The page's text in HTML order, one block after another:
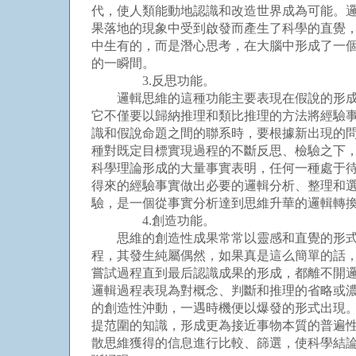
代，使人類能動地認識和改造世界成為可能。
果落地的現象中受到啟發而產生了科學的直覺
中生有的，而是潛心思考，在大腦中形成了一
的一瞬間。
3.反思功能。
邏輯思維的這種功能主要表現在假說的形成
它不僅要以歸納推理和類比推理的方法將經驗
識和假說命題之間的聯系時，要根據新出現的
種對既定目標實現過程的不斷反思、檢驗之下
科學理論形成的大量事實表明，任何一種處于
得來的經驗事實做出必要的邏輯分析、整理和
驗，是一個從事實分析達到思維升華的邏輯轉
4.創造功能。
思維的創造性成果常常以靈感和直覺的形式
程，其發生純屬偶然，如果真是這么簡單的話
嘗試過程直到最后認識成果的形成，都離不開
邏輯過程表現為對概念、判斷和推理的省略或
的創造性沖動，一遇時機便以爆發的形式出現
提范圍的知識，形成更為接近事物本質的普遍
散思維獲得的信息進行比較、篩選，使科學結